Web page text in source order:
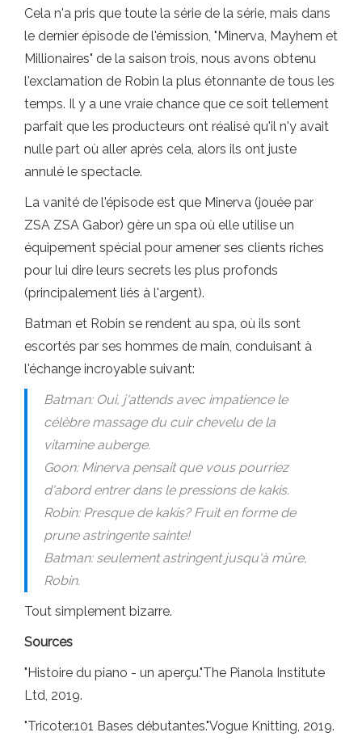
Cela n'a pris que toute la série de la série, mais dans
le dernier épisode de l'émission, "Minerva, Mayhem et
Millionaires" de la saison trois, nous avons obtenu
l'exclamation de Robin la plus étonnante de tous les
temps. Il y a une vraie chance que ce soit tellement
parfait que les producteurs ont réalisé qu'il n'y avait
nulle part où aller après cela, alors ils ont juste
annulé le spectacle.
La vanité de l'épisode est que Minerva (jouée par
ZSA ZSA Gabor) gère un spa où elle utilise un
équipement spécial pour amener ses clients riches
pour lui dire leurs secrets les plus profonds
(principalement liés à l'argent).
Batman et Robin se rendent au spa, où ils sont
escortés par ses hommes de main, conduisant à
l'échange incroyable suivant:
Batman: Oui, j'attends avec impatience le
célèbre massage du cuir chevelu de la
vitamine auberge.
Goon: Minerva pensait que vous pourriez
d'abord entrer dans le pressions de kakis.
Robin: Presque de kakis? Fruit en forme de
prune astringente sainte!
Batman: seulement astringent jusqu'à mûre,
Robin.
Tout simplement bizarre.
Sources
"Histoire du piano - un aperçu."The Pianola Institute
Ltd, 2019.
"Tricoter.101 Bases débutantes."Vogue Knitting, 2019.